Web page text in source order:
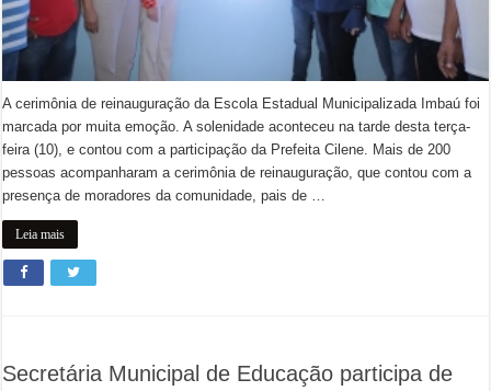
A cerimônia de reinauguração da Escola Estadual Municipalizada Imbaú foi
marcada por muita emoção. A solenidade aconteceu na tarde desta terça-
feira (10), e contou com a participação da Prefeita Cilene. Mais de 200
pessoas acompanharam a cerimônia de reinauguração, que contou com a
presença de moradores da comunidade, pais de …
Leia mais
Secretária Municipal de Educação participa de